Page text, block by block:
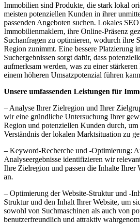
Immobilien sind Produkte, die stark lokal
meisten potenziellen Kunden in ihrer
passenden Angeboten suchen. Lokales
Immobilienmaklern, ihre Online-Präsenz
Suchanfragen zu optimieren, wodurch ihre
Region zunimmt. Eine bessere Platzierung
Suchergebnissen sorgt dafür, dass
aufmerksam werden, was zu einer
einem höheren Umsatzpotenzial führen
Unsere umfassenden Leistungen für
– Analyse Ihrer Zielregion und Ihrer
wir eine gründliche Untersuchung Ihrer
Region und potenziellen Kunden durch, um
Verständnis der lokalen Marktsituation zu
– Keyword-Recherche und -Optimierung:
Analyseergebnisse identifizieren wir
Ihre Zielregion und passen die Inhalte Ihrer
an.
– Optimierung der Website-Struktur und -
Struktur und den Inhalt Ihrer Website, um
sowohl von Suchmaschinen als auch von
benutzerfreundlich und attraktiv